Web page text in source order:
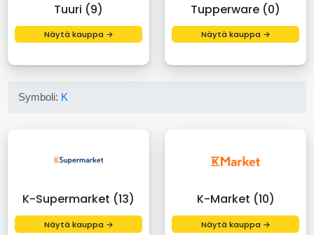
Tuuri (9)
Näytä kauppa →
Tupperware (0)
Näytä kauppa →
Symboli: K
K-Supermarket (13)
Näytä kauppa →
K-Market (10)
Näytä kauppa →